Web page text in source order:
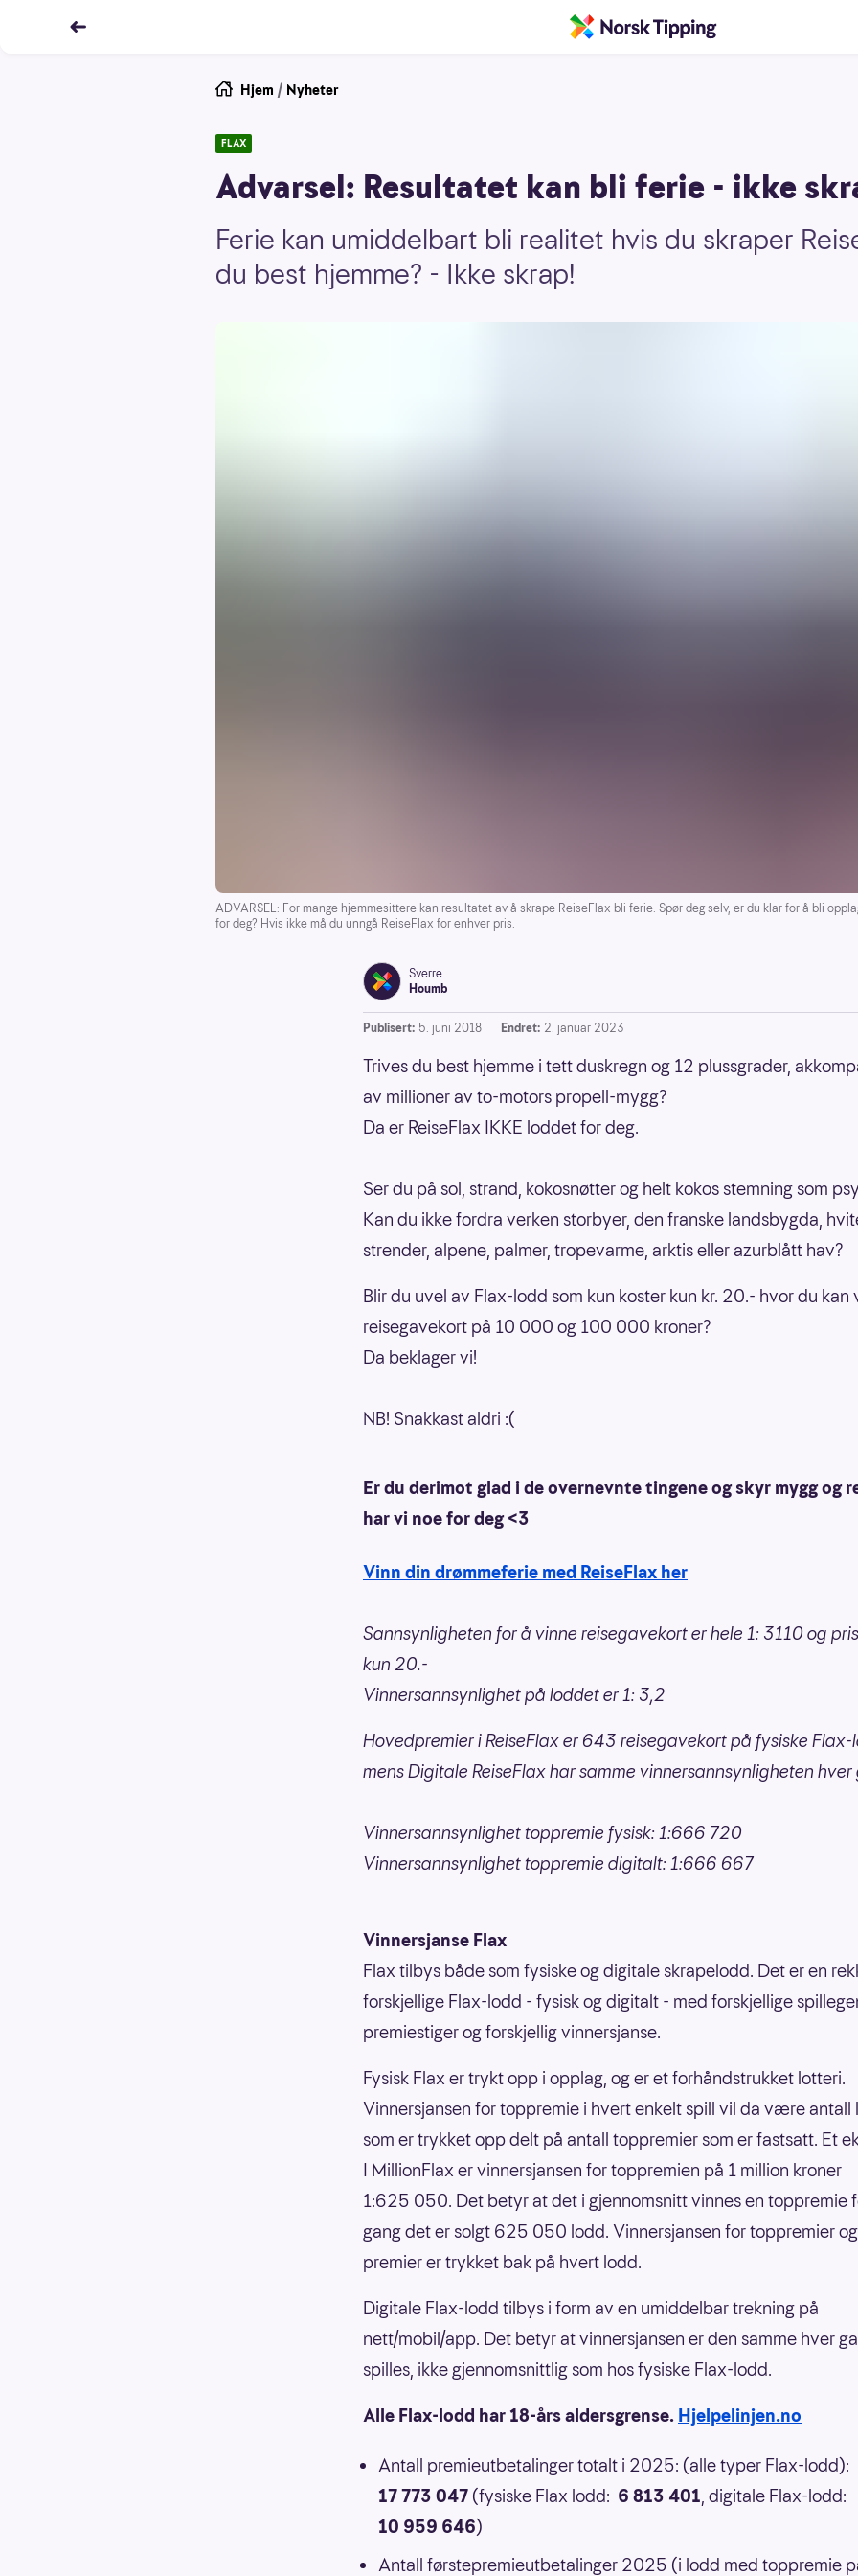
Hjem / Nyheter
FLAX
Advarsel: Resultatet kan bli ferie - ikke
Ferie kan umiddelbart bli realitet hvis du skraper
du best hjemme? - Ikke skrap!
ADVARSEL: For mange hjemmesittere kan resultatet av å skrape ReiseFlax bli ferie. Spør deg selv, er du klar for å bli
for deg? Hvis ikke må du unngå ReiseFlax for enhver pris.
Sverre
Houmb
Publisert: 5. juni 2018 Endret: 2. januar 2023
Trives du best hjemme i tett duskregn og 12 plussgrader,
av millioner av to-motors propell-mygg?
Da er ReiseFlax IKKE loddet for deg.
Ser du på sol, strand, kokosnøtter og helt kokos stemning som
Kan du ikke fordra verken storbyer, den franske landsbygda,
strender, alpene, palmer, tropevarme, arktis eller azurblått hav?
Blir du uvel av Flax-lodd som kun koster kun kr. 20.- hvor du kan
reisegavekort på 10 000 og 100 000 kroner?
Da beklager vi!
NB! Snakkast aldri :(
Er du derimot glad i de overnevnte tingene og skyr mygg og
har vi noe for deg <3
Vinn din drømmeferie med ReiseFlax her
Sannsynligheten for å vinne reisegavekort er hele 1: 3110 og
kun 20.-
Vinnersannsynlighet på loddet er 1: 3,2
Hovedpremier i ReiseFlax er 643 reisegavekort på fysiske Flax-
mens Digitale ReiseFlax har samme vinnersannsynligheten hver
Vinnersannsynlighet toppremie fysisk: 1:666 720
Vinnersannsynlighet toppremie digitalt: 1:666 667
Vinnersjanse Flax
Flax tilbys både som fysiske og digitale skrapelodd. Det er en
forskjellige Flax-lodd - fysisk og digitalt - med forskjellige
premiestiger og forskjellig vinnersjanse.
Fysisk Flax er trykt opp i opplag, og er et forhåndstrukket lotteri.
Vinnersjansen for toppremie i hvert enkelt spill vil da være antall
som er trykket opp delt på antall toppremier som er fastsatt. Et
I MillionFlax er vinnersjansen for toppremien på 1 million kroner
1:625 050. Det betyr at det i gjennomsnitt vinnes en toppremie
gang det er solgt 625 050 lodd. Vinnersjansen for toppremier
premier er trykket bak på hvert lodd.
Digitale Flax-lodd tilbys i form av en umiddelbar trekning på
nett/mobil/app. Det betyr at vinnersjansen er den samme hver
spilles, ikke gjennomsnittlig som hos fysiske Flax-lodd.
Alle Flax-lodd har 18-års aldersgrense. Hjelpelinjen.no
Antall premieutbetalinger totalt i 2025: (alle typer Flax-lodd):
17 773 047 (fysiske Flax lodd: 6 813 401, digitale Flax-lodd:
10 959 646)
Antall førstepremieutbetalinger 2025 (i lodd med toppremie